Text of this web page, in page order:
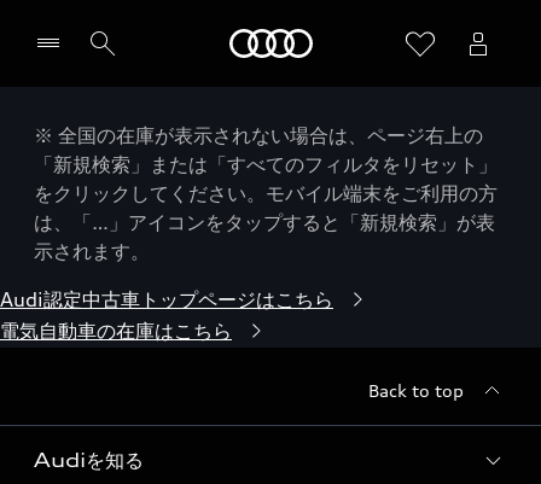
※ 全国の在庫が表示されない場合は、ページ右上の
「新規検索」または「すべてのフィルタをリセット」
をクリックしてください。モバイル端末をご利用の方
は、「…」アイコンをタップすると「新規検索」が表
示されます。
Audi認定中古車トップページはこちら
電気自動車の在庫はこちら
Back to top
Audiを知る